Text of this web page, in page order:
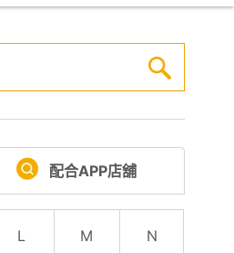
配合APP店舖
L M N